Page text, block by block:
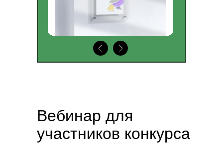
Вебинар для
участников конкурса